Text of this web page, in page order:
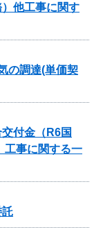
他工事に関す
の調達(単価契
付金（R6国
工事に関する一
託